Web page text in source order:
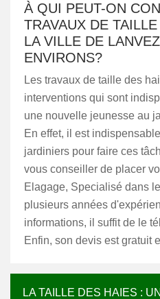
À QUI PEUT-ON
TRAVAUX DE
LA VILLE DE
ENVIRONS?
Les travaux de taille des
interventions qui sont
une nouvelle jeunesse au
En effet, il est
jardiniers pour faire ces
vous conseiller de placer
Elagage, Specialisé dans
plusieurs années
informations, il suffit de le
Enfin, son devis est gratuit
LA TAILLE DES HAIES :